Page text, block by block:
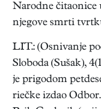
Narodne
njegove smrti
LIT.: (Osnivanje
Sloboda (Sušak),
je prigodom
riečke izdao